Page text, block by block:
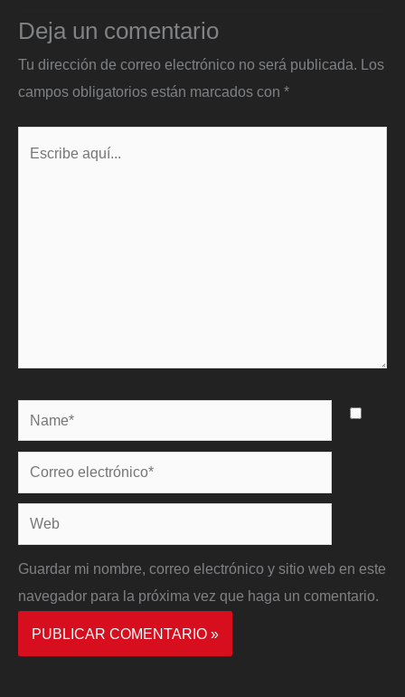
Deja un comentario
Tu dirección de correo electrónico no será publicada. Los
campos obligatorios están marcados con *
Name*
Correo
electrónico*
Web
Guardar mi nombre, correo electrónico y sitio web en este
navegador para la próxima vez que haga un comentario.